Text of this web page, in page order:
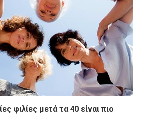
φιλίες μετά τα 40 είναι πιο